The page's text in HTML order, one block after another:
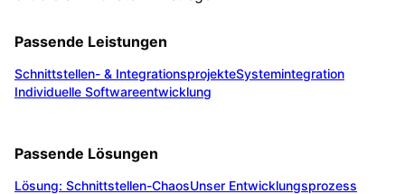
Passende Leistungen
Schnittstellen- & IntegrationsprojekteSystemintegration
Individuelle Softwareentwicklung
Passende Lösungen
Lösung: Schnittstellen-ChaosUnser Entwicklungsprozess